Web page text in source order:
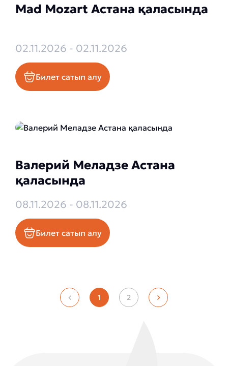
Mad Mozart Астана қаласында
02.11.2026 - 02.11.2026
Билет сатып алу
Валерий Меладзе Астана
қаласында
08.11.2026 - 08.11.2026
Билет сатып алу
1 2